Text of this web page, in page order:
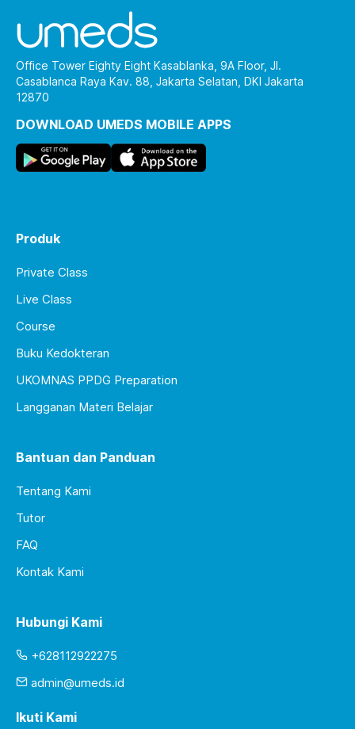
Office Tower Eighty Eight Kasablanka, 9A Floor, Jl.
Casablanca Raya Kav. 88, Jakarta Selatan, DKI Jakarta
12870
DOWNLOAD UMEDS MOBILE APPS
Produk
Private Class
Live Class
Course
Buku Kedokteran
UKOMNAS PPDG Preparation
Langganan Materi Belajar
Bantuan dan Panduan
Tentang Kami
Tutor
FAQ
Kontak Kami
Hubungi Kami
+628112922275
admin@umeds.id
Ikuti Kami